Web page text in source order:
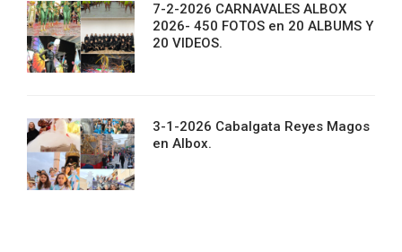
7-2-2026 CARNAVALES ALBOX
2026- 450 FOTOS en 20 ALBUMS Y
20 VIDEOS.
3-1-2026 Cabalgata Reyes Magos
en Albox.